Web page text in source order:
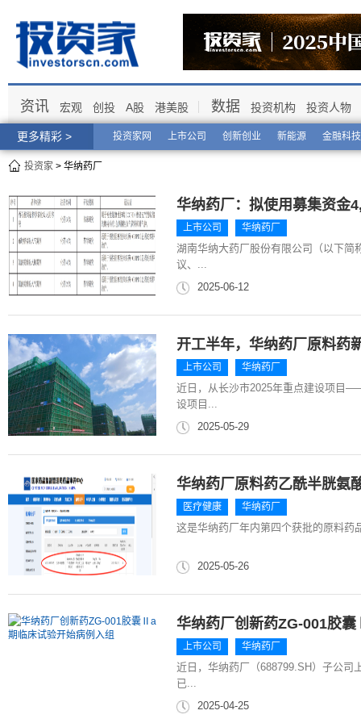
更多精彩 > 投资家网 上市公司 创新创业 新能源 金融科技
资讯 宏观 创投 A股 港美股 数据 投资机构 投资人物
投资家 > 华纳药厂
华纳药厂：拟使用募集资金
上市公司 华纳药厂
湖南华纳大药厂股份有限公司（以下简
议、...
2025-06-12
开工半年，华纳药厂原料药
上市公司 华纳药厂
近日，从长沙市2025年重点建设项目
设项目...
2025-05-29
华纳药厂原料药乙酰半胱氨
医疗健康 华纳药厂
这是华纳药厂年内第四个获批的原料药
2025-05-26
华纳药厂创新药ZG-001胶
上市公司 华纳药厂
近日，华纳药厂（688799.SH）子公司
已...
2025-04-25